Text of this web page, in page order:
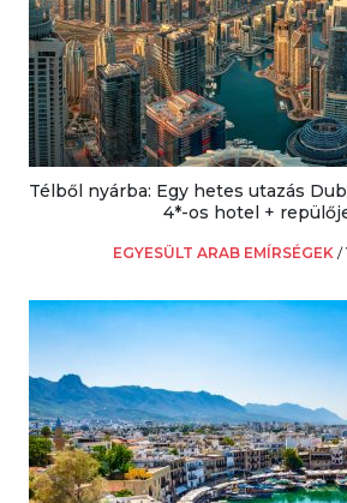
Télből nyárba: Egy hetes utazás
4*-os hotel +
EGYESÜLT ARAB EMÍRSÉGEK /